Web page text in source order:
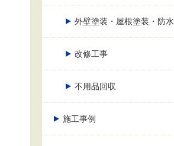
外壁塗装・屋根塗装・防水
改修工事
不用品回収
施工事例